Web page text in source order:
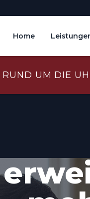
Home
UM DIE